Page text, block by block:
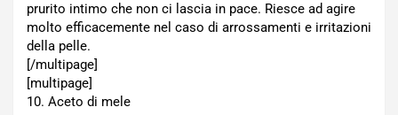
prurito intimo che non ci lascia in pace. Riesce ad agire
molto efficacemente nel caso di arrossamenti e irritazioni
della pelle.
[/multipage]
[multipage]
10. Aceto di mele